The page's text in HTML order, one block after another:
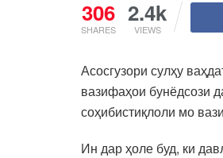
306
SHARES
2.4k
VIEWS
Асосгузори сулҳу
вазифаҳои бунёдсози
соҳибистиқлоли мо
Ин дар ҳоле буд, ки